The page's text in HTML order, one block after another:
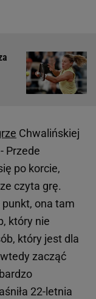
Chwalińskiej
Przede
po korcie,
czyta grę.
ona tam
który nie
który jest dla
zacząć
22-letnia